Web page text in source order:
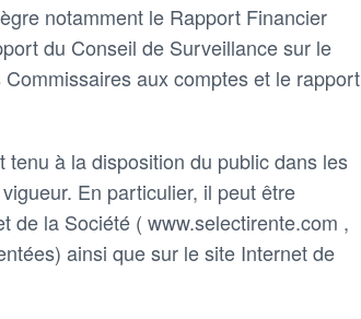
notamment le Rapport Financier
du Conseil de Surveillance sur le
aux comptes et le rapport
à la disposition du public dans les
En particulier, il peut être
de la Société ( www.selectirente.com ,
ainsi que sur le site Internet de